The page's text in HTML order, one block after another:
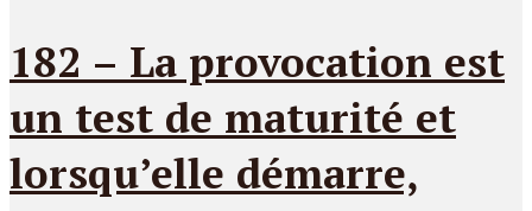
182 – La provocation est
un test de maturité et
lorsqu’elle démarre,